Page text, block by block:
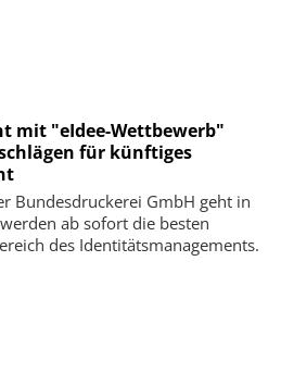
mit "eIdee-Wettbewerb"
für künftiges
Bundesdruckerei GmbH geht in
ab sofort die besten
des Identitätsmanagements.